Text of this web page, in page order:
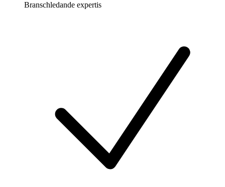
Branschledande expertis